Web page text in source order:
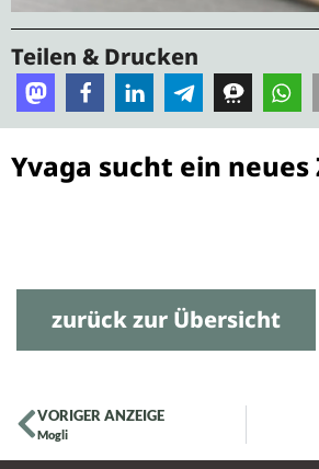
Yvaga sucht ein neues
Teilen & Drucken
zurück zur Übersicht
VORIGER ANZEIGE
Mogli